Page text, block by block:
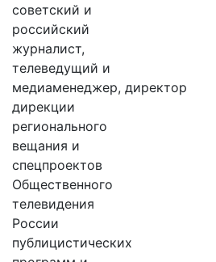
советский и
российский
журналист,
телеведущий и
медиаменеджер, директор
дирекции
регионального
вещания и
спецпроектов
Общественного
телевидения
России
публицистических